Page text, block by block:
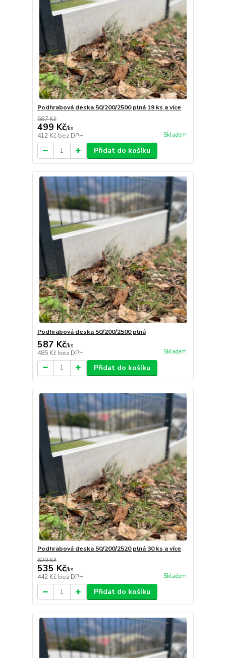
Podhrabová deska 50/200/2500 plná 19 ks a více
587 Kč
499 Kč/ks
412 Kč bez DPH Skladem
Přidat do košíku
Podhrabová deska 50/200/2500 plná
587 Kč/ks
485 Kč bez DPH Skladem
Přidat do košíku
Podhrabová deska 50/200/2520 plná 30 ks a více
629 Kč
535 Kč/ks
442 Kč bez DPH Skladem
Přidat do košíku